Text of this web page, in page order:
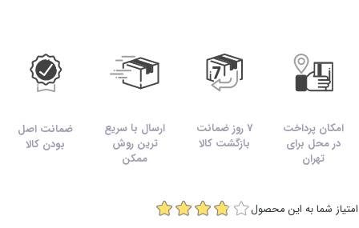
امکان پرداخت
در محل برای
تهران
7 روز ضمانت
بازگشت کالا
ارسال با سریع
ترین روش
ممکن
ضمانت اصل
بودن کالا
امتیاز شما به این محصول